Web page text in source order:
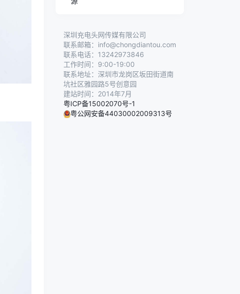
深圳充电头网传媒有限公司
联系邮箱：info@chongdiantou.com
联系电话：13242973846
工作时间：9:00-19:00
联系地址：深圳市龙岗区坂田街道南
坑社区雅园路5号创意园
建站时间：2014年7月
粤ICP备15002070号-1
粤公网安备44030002009313号